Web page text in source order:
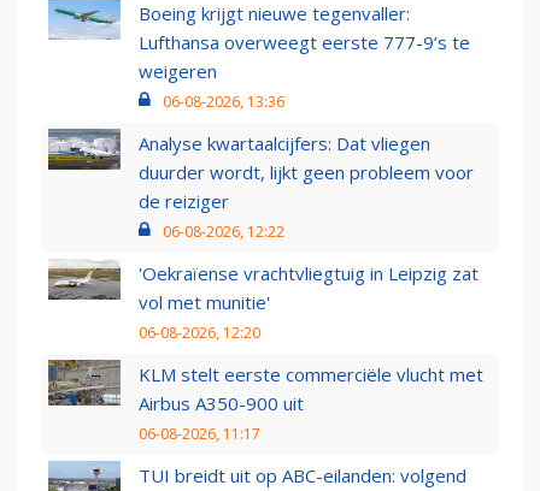
Boeing krijgt nieuwe tegenvaller:
Lufthansa overweegt eerste 777-9’s te
weigeren
06-08-2026, 13:36
Analyse kwartaalcijfers: Dat vliegen
duurder wordt, lijkt geen probleem voor
de reiziger
06-08-2026, 12:22
'Oekraïense vrachtvliegtuig in Leipzig zat
vol met munitie'
06-08-2026, 12:20
KLM stelt eerste commerciële vlucht met
Airbus A350-900 uit
06-08-2026, 11:17
TUI breidt uit op ABC-eilanden: volgend